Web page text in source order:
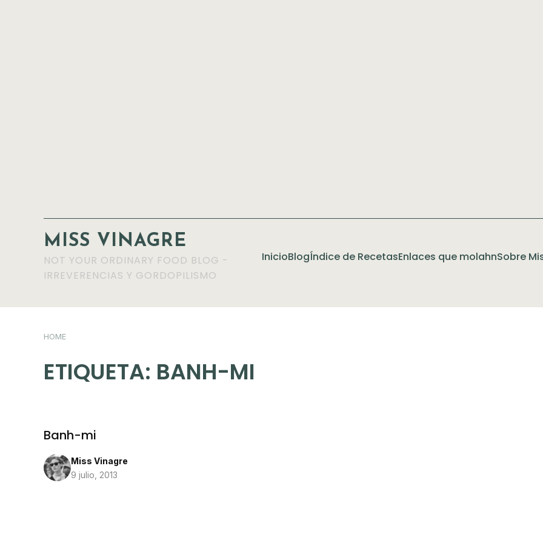
MISS VINAGRE
NOT YOUR ORDINARY FOOD BLOG -
IRREVERENCIAS Y GORDOPILISMO
InicioBlogÍndice de RecetasEnlaces que molahnSobre
HOME
ETIQUETA: BANH-MI
Banh-mi
Miss Vinagre
9 julio, 2013